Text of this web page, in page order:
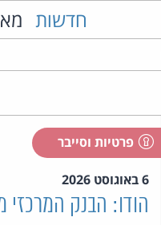
חדשות
פרטיות וסייבר
6 באוגוסט 2026
הודו: הבנק המרכזי